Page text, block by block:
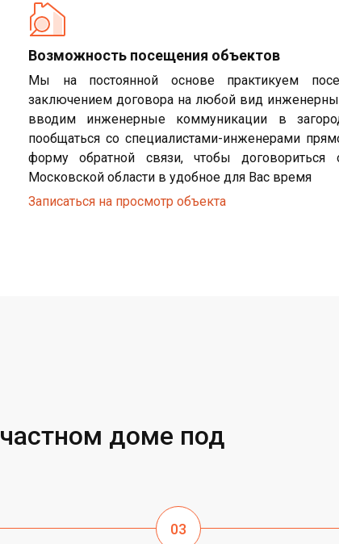
Возможность посещения объектов
Мы на постоянной основе практикуем
заключением договора на любой вид
вводим инженерные коммуникации в
пообщаться со специалистами-инженерами
форму обратной связи, чтобы
Московской области в удобное для Вас время
Записаться на просмотр объекта
доме под
03